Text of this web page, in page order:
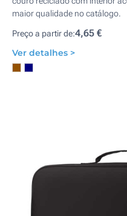
maior qualidade no catálogo.
Preço a partir de:4,65 €
Ver detalhes >